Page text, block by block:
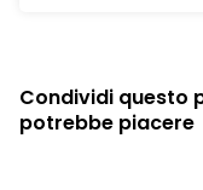
Condividi questo
potrebbe piacere